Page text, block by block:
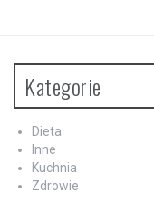
Kategorie
Dieta
Inne
Kuchnia
Zdrowie